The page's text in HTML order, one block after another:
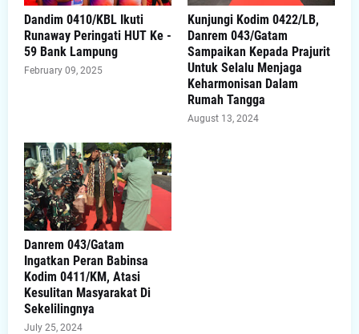
Dandim 0410/KBL Ikuti
Runaway Peringati HUT Ke -
59 Bank Lampung
February 09, 2025
Kunjungi Kodim 0422/LB,
Danrem 043/Gatam
Sampaikan Kepada Prajurit
Untuk Selalu Menjaga
Keharmonisan Dalam
Rumah Tangga
August 13, 2024
Danrem 043/Gatam
Ingatkan Peran Babinsa
Kodim 0411/KM, Atasi
Kesulitan Masyarakat Di
Sekelilingnya
July 25, 2024